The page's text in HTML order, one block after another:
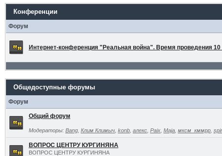
Конференции
Форум
Интернет-конференция "Реальная война". Время проведения 10
Общедоступные форумы
Форум
Общий форум
Модераторы: Bang, Клим Климыч, konb, алекс, Paix, Maja, мксм_кммрр,
ВОПРОС ЦЕНТРУ КУРГИНЯНА
ВОПРОС ЦЕНТРУ КУРГИНЯНА